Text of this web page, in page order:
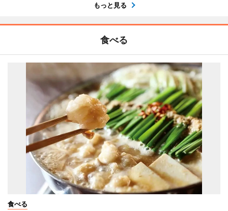
もっと見る
食べる
食べる